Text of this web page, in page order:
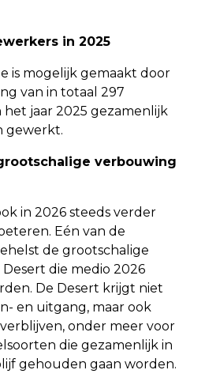
in 2025
is mogelijk gemaakt door
van in totaal 297
het jaar 2025 gezamenlijk
gewerkt.
verbouwing
in 2026 steeds verder
Eén van de
de grootschalige
die medio 2026
De Desert krijgt niet
en uitgang, maar ook
onder meer voor
die gezamenlijk in
gehouden gaan worden.